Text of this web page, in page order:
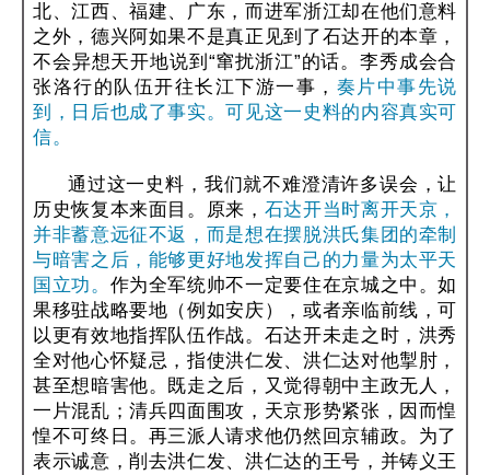
北、江西、福建、广东，而进军浙江却在他们意料
之外，德兴阿如果不是真正见到了石达开的本章，
不会异想天开地说到“窜扰浙江”的话。李秀成会合
张洛行的队伍开往长江下游一事， 奏片中事先说
到，日后也成了事实。可见这一史料的内容真实可
信。
通过这一史料，我们就不难澄清许多误会，让
历史恢复本来面目。原来， 石达开当时离开天京，
并非蓄意远征不返，而是想在摆脱洪氏集团的牵制
与暗害之后，能够更好地发挥自己的力量为太平天
国立功。 作为全军统帅不一定要住在京城之中。如
果移驻战略要地（例如安庆），或者亲临前线，可
以更有效地指挥队伍作战。石达开未走之时，洪秀
全对他心怀疑忌，指使洪仁发、洪仁达对他掣肘，
甚至想暗害他。既走之后，又觉得朝中主政无人，
一片混乱；清兵四面围攻，天京形势紧张，因而惶
惶不可终日。再三派人请求他仍然回京辅政。为了
表示诚意，削去洪仁发、洪仁达的王号，并铸义王